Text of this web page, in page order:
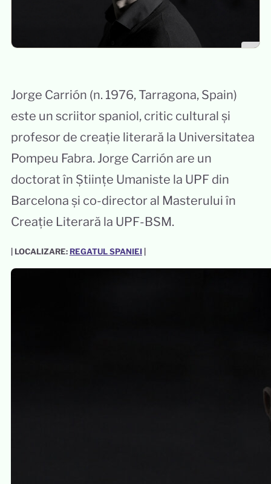
Jorge Carrión (n. 1976, Tarragona, Spain)
este un scriitor spaniol, critic cultural și
profesor de creație literară la Universitatea
Pompeu Fabra. Jorge Carrión are un
doctorat în Științe Umaniste la UPF din
Barcelona și co-director al Masterului în
Creație Literară la UPF-BSM.
| LOCALIZARE: REGATUL SPANIEI|